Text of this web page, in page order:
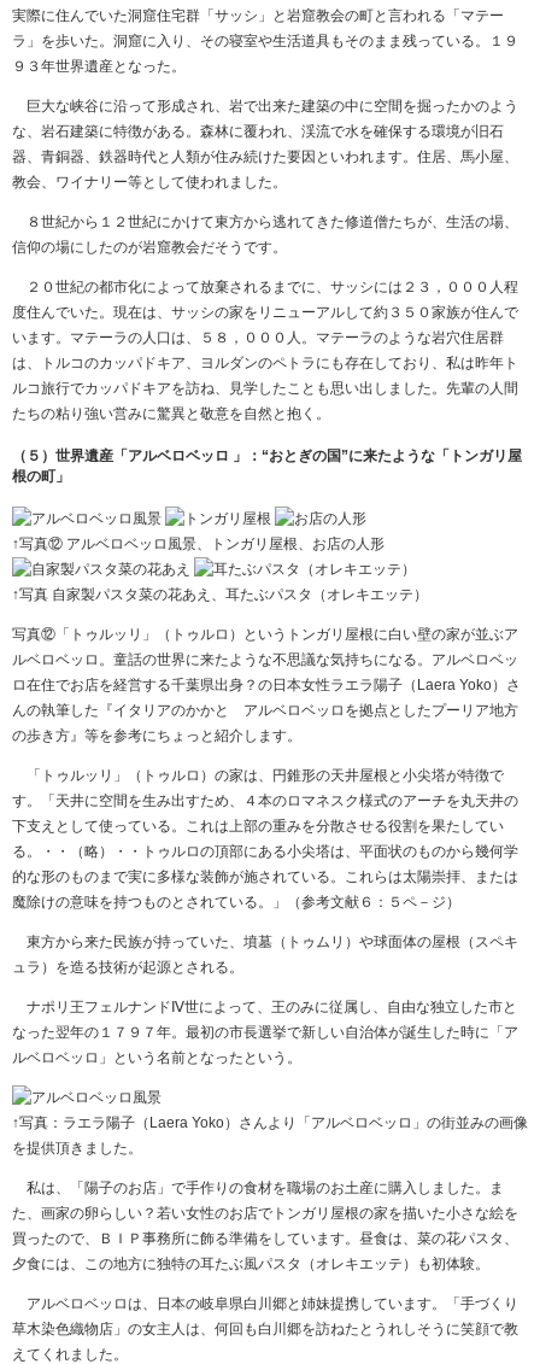
実際に住んでいた洞窟住宅群「サッシ」と岩窟教会の町と言われる「マテー
ラ」を歩いた。洞窟に入り、その寝室や生活道具もそのまま残っている。１９
９３年世界遺産となった。
巨大な峡谷に沿って形成され、岩で出来た建築の中に空間を掘ったかのよう
な、岩石建築に特徴がある。森林に覆われ、渓流で水を確保する環境が旧石
器、青銅器、鉄器時代と人類が住み続けた要因といわれます。住居、馬小屋、
教会、ワイナリー等として使われました。
８世紀から１２世紀にかけて東方から逃れてきた修道僧たちが、生活の場、
信仰の場にしたのが岩窟教会だそうです。
２０世紀の都市化によって放棄されるまでに、サッシには２３，０００人程
度住んでいた。現在は、サッシの家をリニューアルして約３５０家族が住んで
います。マテーラの人口は、５８，０００人。マテーラのような岩穴住居群
は、トルコのカッパドキア、ヨルダンのペトラにも存在しており、私は昨年ト
ルコ旅行でカッパドキアを訪ね、見学したことも思い出しました。先輩の人間
たちの粘り強い営みに驚異と敬意を自然と抱く。
（５）世界遺産「アルベロベッロ 」：“おとぎの国”に来たような「トンガリ屋
根の町」
↑写真⑫ アルベロベッロ風景、トンガリ屋根、お店の人形
↑写真 自家製パスタ菜の花あえ、耳たぶパスタ（オレキエッテ）
写真⑫「トゥルッリ」（トゥルロ）というトンガリ屋根に白い壁の家が並ぶア
ルベロベッロ。童話の世界に来たような不思議な気持ちになる。アルベロベッ
ロ在住でお店を経営する千葉県出身？の日本女性ラエラ陽子（Laera Yoko）さ
んの執筆した『イタリアのかかと アルベロベッロを拠点としたプーリア地方
の歩き方』等を参考にちょっと紹介します。
「トゥルッリ」（トゥルロ）の家は、円錐形の天井屋根と小尖塔が特徴で
す。「天井に空間を生み出すため、４本のロマネスク様式のアーチを丸天井の
下支えとして使っている。これは上部の重みを分散させる役割を果たしてい
る。・・（略）・・トゥルロの頂部にある小尖塔は、平面状のものから幾何学
的な形のものまで実に多様な装飾が施されている。これらは太陽崇拝、または
魔除けの意味を持つものとされている。」（参考文献６：５ペ－ジ）
東方から来た民族が持っていた、墳墓（トゥムリ）や球面体の屋根（スペキ
ュラ）を造る技術が起源とされる。
ナポリ王フェルナンドⅣ世によって、王のみに従属し、自由な独立した市と
なった翌年の１７９７年。最初の市長選挙で新しい自治体が誕生した時に「ア
ルベロベッロ」という名前となったという。
↑写真：ラエラ陽子（Laera Yoko）さんより「アルベロベッロ」の街並みの画像
を提供頂きました。
私は、「陽子のお店」で手作りの食材を職場のお土産に購入しました。ま
た、画家の卵らしい？若い女性のお店でトンガリ屋根の家を描いた小さな絵を
買ったので、ＢＩＰ事務所に飾る準備をしています。昼食は、菜の花パスタ、
夕食には、この地方に独特の耳たぶ風パスタ（オレキエッテ）も初体験。
アルベロベッロは、日本の岐阜県白川郷と姉妹提携しています。「手づくり
草木染色織物店」の女主人は、何回も白川郷を訪ねたとうれしそうに笑顔で教
えてくれました。